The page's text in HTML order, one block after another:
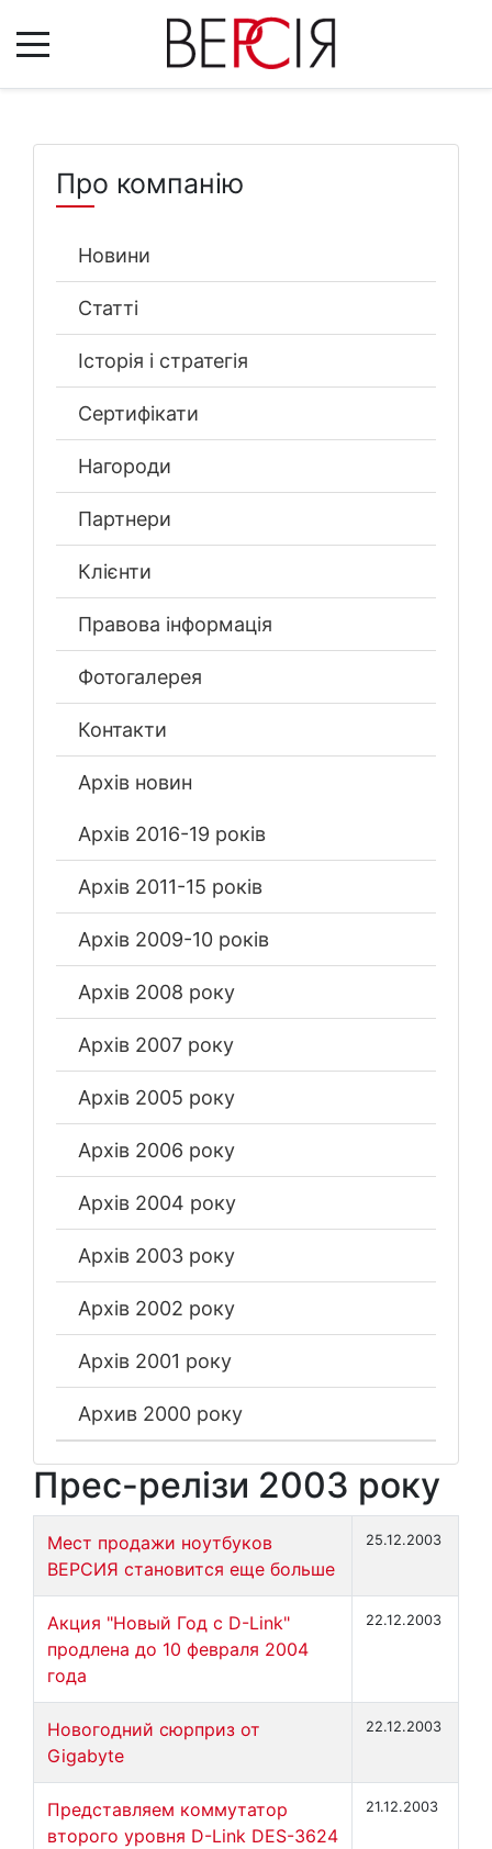
Про компанію
Новини
Статті
Історія і стратегія
Сертифікати
Нагороди
Партнери
Клієнти
Правова інформація
Фотогалерея
Контакти
Архів новин
Архів 2016-19 років
Архів 2011-15 років
Архів 2009-10 років
Архів 2008 року
Архів 2007 року
Архів 2005 року
Архів 2006 року
Архів 2004 року
Архів 2003 року
Архів 2002 року
Архів 2001 року
Архив 2000 року
Прес-релізи 2003 року
Мест продажи ноутбуков
ВЕРСИЯ становится еще больше
25.12.2003
Акция "Новый Год с D-Link"
продлена до 10 февраля 2004
года
22.12.2003
Новогодний сюрприз от
Gigabyte
22.12.2003
Представляем коммутатор
второго уровня D-Link DES-3624
21.12.2003